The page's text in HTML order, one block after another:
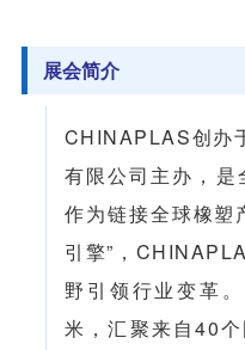
展会简介
CHINAPLAS创办
有限公司主办，是
作为链接全球橡塑
引擎”，
野引领行业变革
米，汇聚来自40